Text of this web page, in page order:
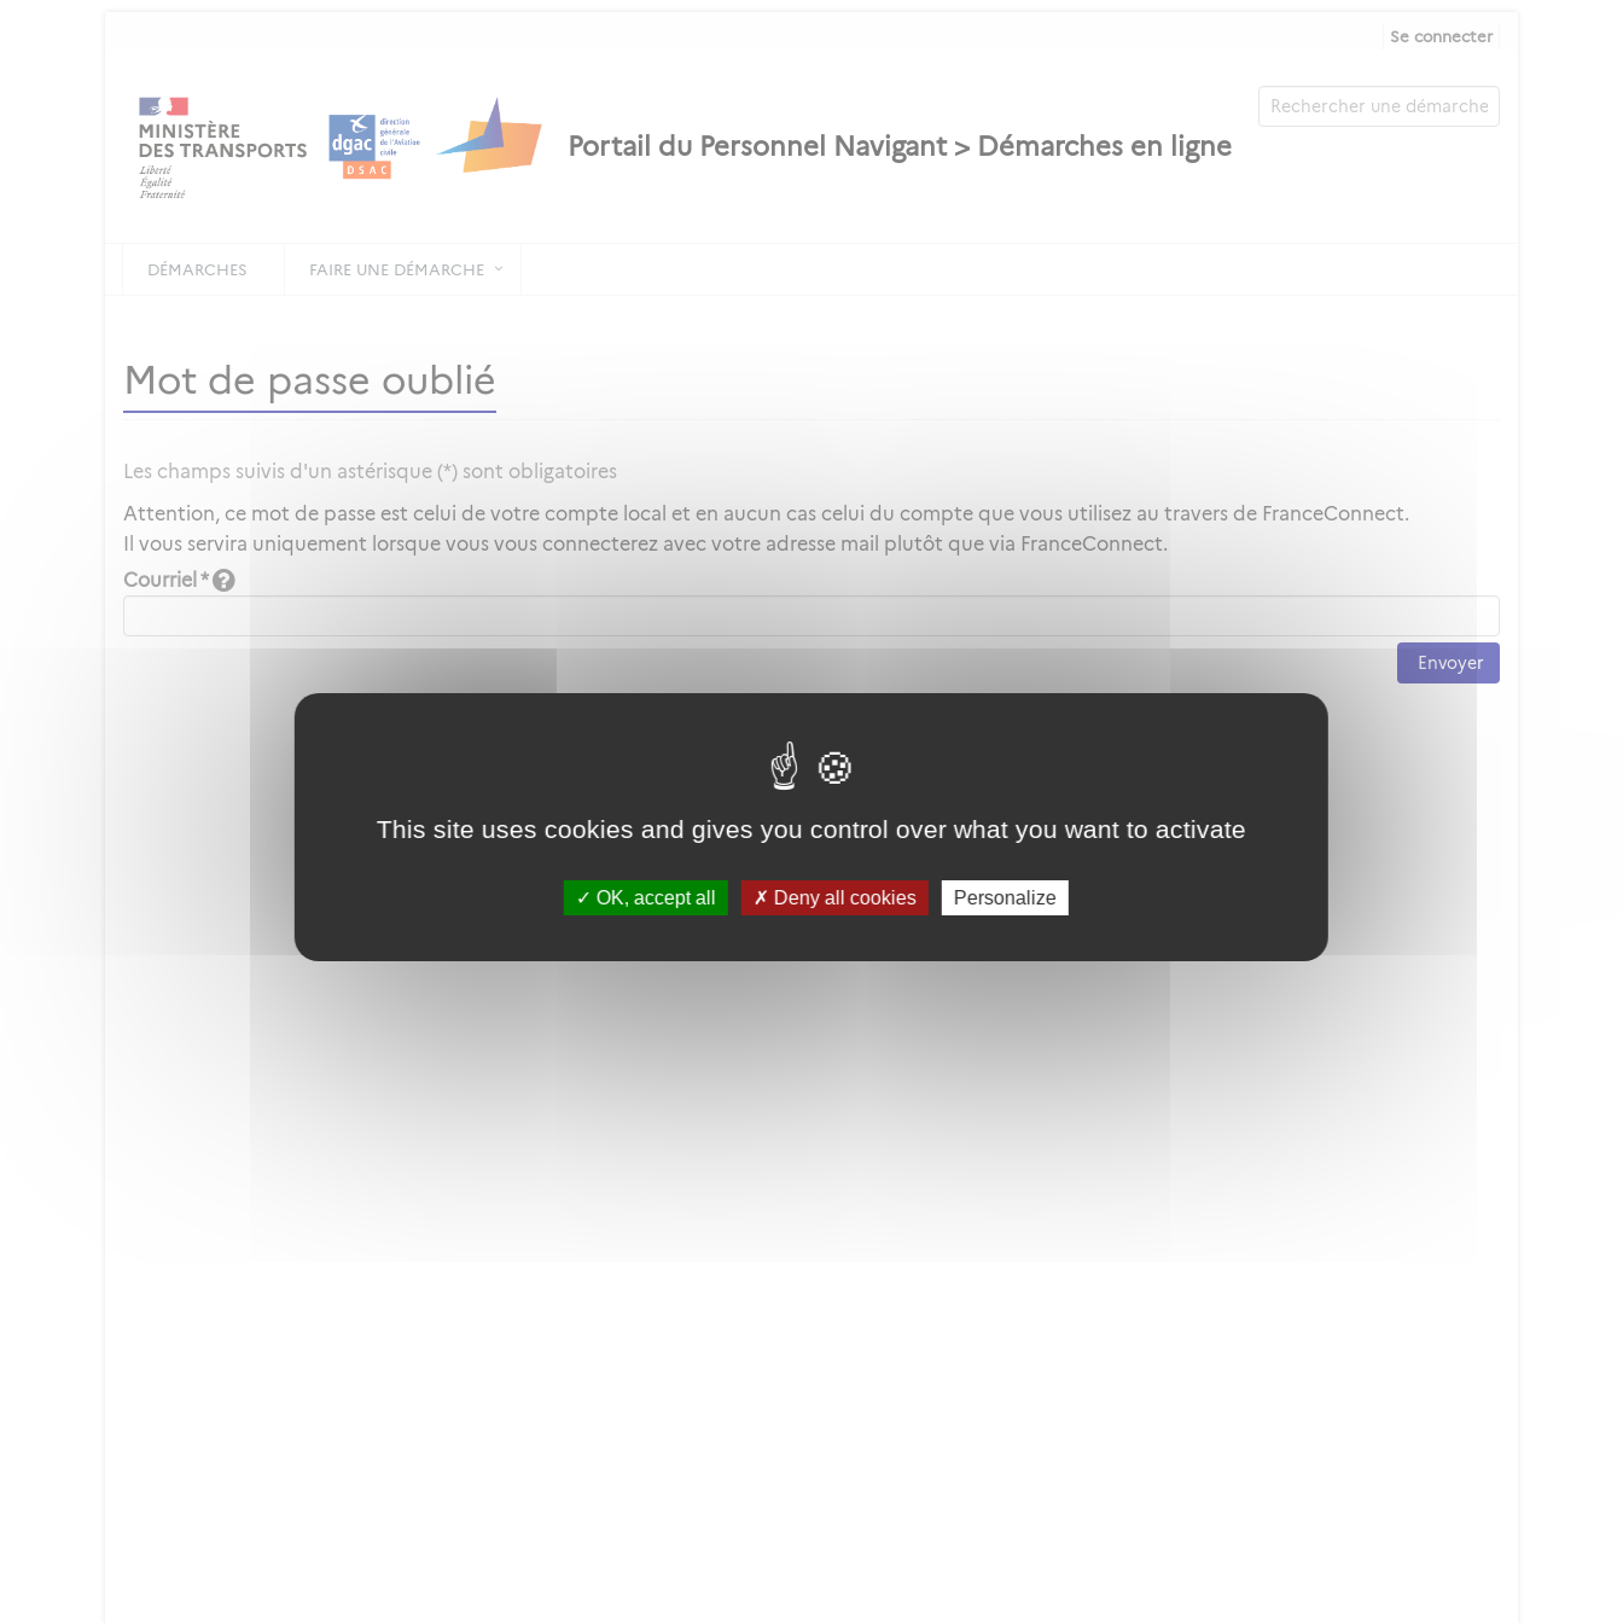
This site uses cookies and gives you control over what you want to activate
OK, accept all Deny all cookies Personalize
Se connecter
DÉMARCHES FAIRE UNE DÉMARCHE
Mot de passe oublié
Les champs suivis d'un astérisque (*) sont obligatoires
Attention, ce mot de passe est celui de votre compte local et en aucun cas celui du compte que vous utilisez au travers de FranceConnect.
Il vous servira uniquement lorsque vous vous connecterez avec votre adresse mail plutôt que via FranceConnect.
Courriel *
Envoyer